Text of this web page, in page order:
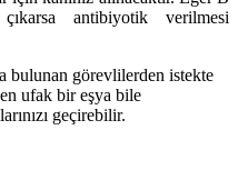
antibiyotik verilmesi
bulunan görevlilerden istekte
ufak bir eşya bile
geçirebilir.